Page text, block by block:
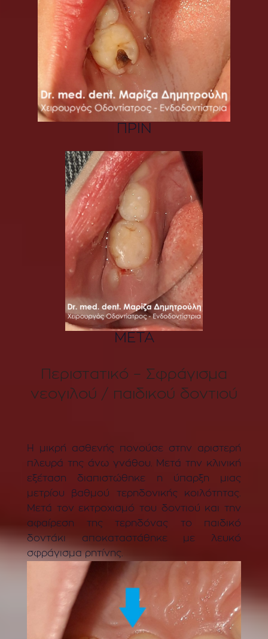
ΠΡΙΝ
ΜΕΤΑ
Περιστατικό – Σφράγισμα
νεογιλού / παιδικού δοντιού
Η μικρή ασθενής πονούσε στην αριστερή
πλευρά της άνω γνάθου. Μετά την κλινική
εξέταση διαπιστώθηκε η ύπαρξη μιας
μετρίου βαθμού τερηδονικής κοιλότητας.
Μετά τον εκτροχισμό του δοντιού και την
αφαίρεση της τερηδόνας το παιδικό
δοντάκι αποκαταστάθηκε με λευκό
σφράγισμα ρητίνης.